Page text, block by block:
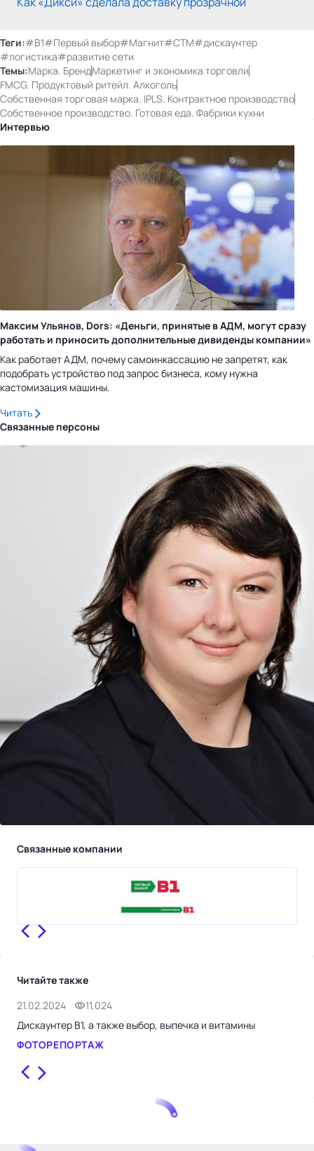
Теги:#В1#Первый выбор#Магнит#СТМ#дискаунтер
#логистика#развитие сети
Темы:Марка. БрендМаркетинг и экономика торговли
FMCG. Продуктовый ритейл. Алкоголь
Собственная торговая марка. IPLS. Контрактное производство
Собственное производство. Готовая еда. Фабрики кухни
Интервью
Максим Ульянов, Dors: «Деньги, принятые в АДМ, могут сразу
работать и приносить дополнительные дивиденды компании»
Как работает АДМ, почему самоинкассацию не запретят, как
подобрать устройство под запрос бизнеса, кому нужна
кастомизация машины.
Читать
Связанные персоны
Связанные компании
Читайте также
21.02.2024
11,024
Дискаунтер В1, а также выбор, выпечка и витамины
ФОТОРЕПОРТАЖ